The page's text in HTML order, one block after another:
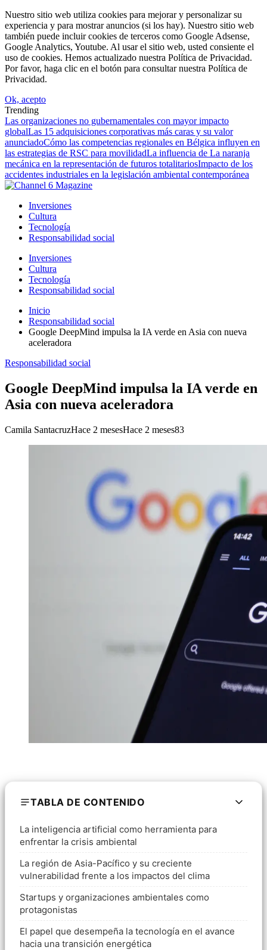
Nuestro sitio web utiliza cookies para mejorar y personalizar su
experiencia y para mostrar anuncios (si los hay). Nuestro sitio web
también puede incluir cookies de terceros como Google Adsense,
Google Analytics, Youtube. Al usar el sitio web, usted consiente el
uso de cookies. Hemos actualizado nuestra Política de Privacidad.
Por favor, haga clic en el botón para consultar nuestra Política de
Privacidad.
Ok, acepto
Trending
Las organizaciones no gubernamentales con mayor impacto
globalLas 15 adquisiciones corporativas más caras y su valor
anunciadoCómo las competencias regionales en Bélgica influyen en
las estrategias de RSC para movilidadLa influencia de La naranja
mecánica en la representación de futuros totalitariosImpacto de los
accidentes industriales en la legislación ambiental contemporánea
Inversiones
Cultura
Tecnología
Responsabilidad social
Inversiones
Cultura
Tecnología
Responsabilidad social
Inicio
Responsabilidad social
Google DeepMind impulsa la IA verde en Asia con nueva
aceleradora
Responsabilidad social
Google DeepMind impulsa la IA verde en
Asia con nueva aceleradora
Camila SantacruzHace 2 mesesHace 2 meses83
TABLA DE CONTENIDO
La inteligencia artificial como herramienta para
enfrentar la crisis ambiental
La región de Asia-Pacífico y su creciente
vulnerabilidad frente a los impactos del clima
Startups y organizaciones ambientales como
protagonistas
El papel que desempeña la tecnología en el avance
hacia una transición energética